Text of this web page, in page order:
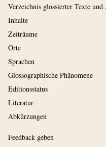
Verzeichnis glossierter Texte und
Inhalte
Zeiträume
Orte
Sprachen
Glossographische Phänomene
Editionsstatus
Literatur
Abkürzungen
Feedback geben